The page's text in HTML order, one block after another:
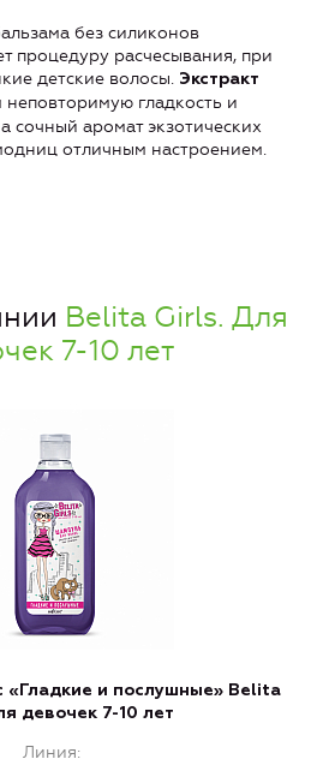
без силиконов
процедуру расчесывания, при
детские волосы. Экстракт
гладкость и
сочный аромат экзотических
отличным настроением.
Belita Girls. Для
7-10 лет
«Гладкие и послушные» Belita
девочек 7-10 лет
Линия